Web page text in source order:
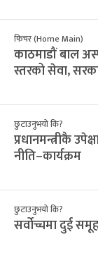
फिचर (Home Main)
काठमाडौं बाल
स्तरको सेवा,
छुटाउनुभयो कि?
प्रधानमन्त्रीकै
नीति–कार्यक्रम
छुटाउनुभयो कि?
सर्वोच्चमा दुई